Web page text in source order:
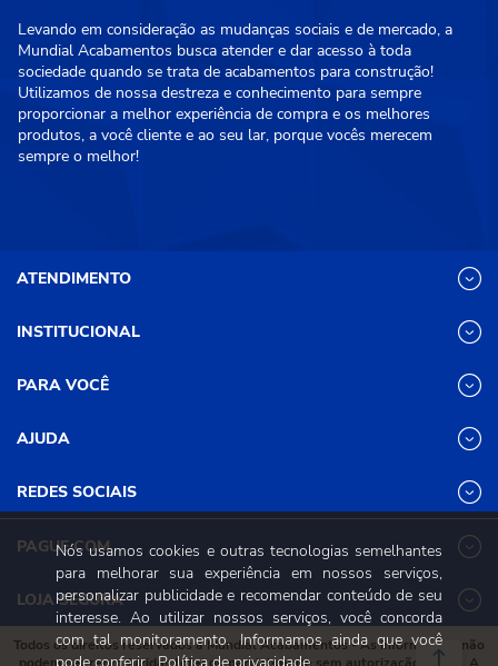
Levando em consideração as mudanças sociais e de mercado, a
Mundial Acabamentos busca atender e dar acesso à toda
sociedade quando se trata de acabamentos para construção!
Utilizamos de nossa destreza e conhecimento para sempre
proporcionar a melhor experiência de compra e os melhores
produtos, a você cliente e ao seu lar, porque vocês merecem
sempre o melhor!
ATENDIMENTO
Segunda a Sexta das 8h às 17h30
Sábado das 8h às 12h
(31) 3611-8200 Loja Física
INSTITUCIONAL
Nossas Lojas
Programa de
Relacionamento
Trabalhe Conosco
PARA VOCÊ
Minha conta
Revistas
AJUDA
Dúvidas
Frete e Entrega
Trocas e
Devoluções
Política de
Privacidade e
Segurança
REDES SOCIAIS
PAGUE COM
LOJA SEGURA
Todos os direitos reservados à Mundial Acabamentos - As informações não
Nós usamos cookies e outras tecnologias semelhantes
para melhorar sua experiência em nossos serviços,
personalizar publicidade e recomendar conteúdo de seu
interesse. Ao utilizar nossos serviços, você concorda
com tal monitoramento. Informamos ainda que você